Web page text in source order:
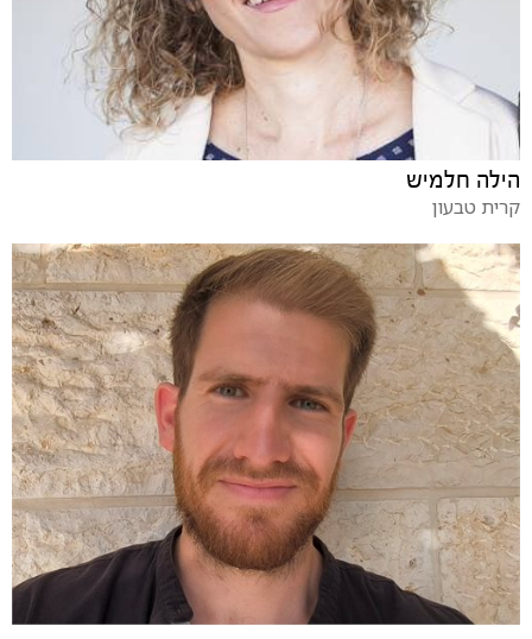
הילה חלמיש
קרית טבעון